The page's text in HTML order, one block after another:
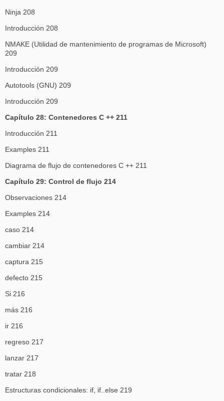
Ninja 208
Introducción 208
NMAKE (Utilidad de mantenimiento de programas de Microsoft)
209
Introducción 209
Autotools (GNU) 209
Introducción 209
Capítulo 28: Contenedores C ++ 211
Introducción 211
Examples 211
Diagrama de flujo de contenedores C ++ 211
Capítulo 29: Control de flujo 214
Observaciones 214
Examples 214
caso 214
cambiar 214
captura 215
defecto 215
Si 216
más 216
ir 216
regreso 217
lanzar 217
tratar 218
Estructuras condicionales: if, if..else 219